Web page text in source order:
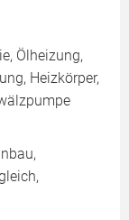
Ölheizung,
Heizkörper,